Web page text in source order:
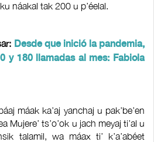
ku náakal tak 200 u p’éelal.
Desde que inició la pandemia,
y 180 llamadas al mes: Fabiola
máak ka’aj yanchaj u pak’be’en
Mujere’ ts’o’ok u jach meyaj ti’al u
talamil, wa máax ti’ k’a’abéet